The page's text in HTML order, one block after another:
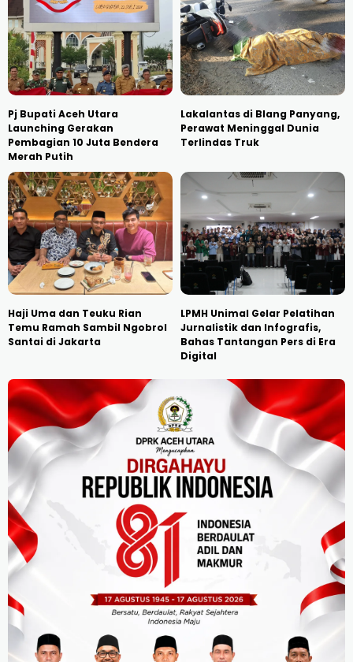
Pj Bupati Aceh Utara
Launching Gerakan
Pembagian 10 Juta Bendera
Merah Putih
Lakalantas di Blang Panyang,
Perawat Meninggal Dunia
Terlindas Truk
Haji Uma dan Teuku Rian
Temu Ramah Sambil Ngobrol
Santai di Jakarta
LPMH Unimal Gelar Pelatihan
Jurnalistik dan Infografis,
Bahas Tantangan Pers di Era
Digital